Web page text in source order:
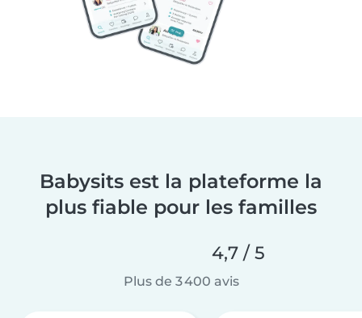
Babysits est la plateforme la
plus fiable pour les familles
4,7 / 5
Plus de 3 400 avis